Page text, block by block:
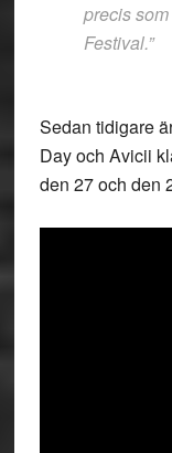
precis
Festival.”
Sedan tidigare
Day och Avicii
den 27 och den